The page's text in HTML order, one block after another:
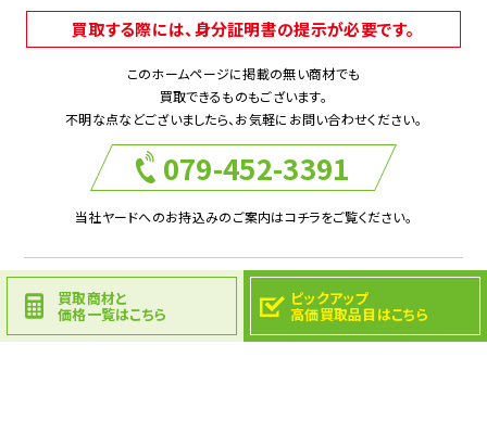
買取する際には、身分証明書の提示が必要です。
このホームページに掲載の無い商材でも
買取できるものもございます。
不明な点などございましたら、お気軽にお問い合わせください。
079-452-3391
当社ヤードへのお持込みのご案内はコチラをご覧ください。
Contact
買取商材と
価格一覧はこちら
ピックアップ
高価買取品目はこちら